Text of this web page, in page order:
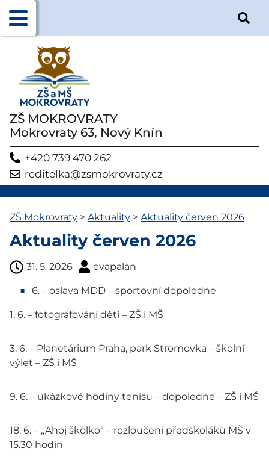
ZŠ MOKROVRATY
Mokrovraty 63, Nový Knín
+420 739 470 262
reditelka@zsmokrovraty.cz
ZŠ Mokrovraty > Aktuality > Aktuality červen 2026
Aktuality červen 2026
31. 5. 2026 evapalan
6. – oslava MDD – sportovní dopoledne
1. 6. – fotografování dětí – ZŠ i MŠ
3. 6. – Planetárium Praha, park Stromovka – školní
výlet – ZŠ i MŠ
9. 6. – ukázkové hodiny tenisu – dopoledne – ZŠ i MŠ
18. 6. – „Ahoj školko“ – rozloučení předškoláků MŠ v
15.30 hodin